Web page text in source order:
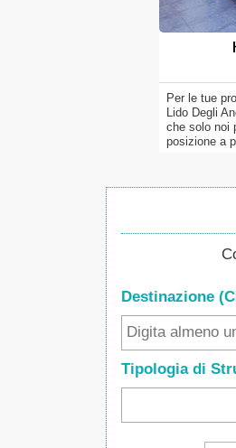
Per le tue
Lido Degli
che solo noi
posizione a
Destinazione
Tipologia di